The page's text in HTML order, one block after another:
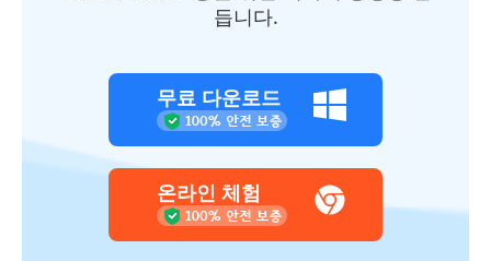
듭니다.
무료 다운로드
온라인 체험